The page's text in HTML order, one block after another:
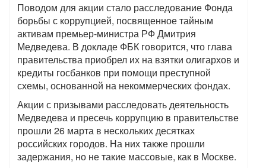
Поводом для акции стало расследование Фонда
борьбы с коррупцией, посвященное тайным
активам премьер-министра РФ Дмитрия
Медведева. В докладе ФБК говорится, что глава
правительства приобрел их на взятки олигархов и
кредиты госбанков при помощи преступной
схемы, основанной на некоммерческих фондах.
Акции с призывами расследовать деятельность
Медведева и пресечь коррупцию в правительстве
прошли 26 марта в нескольких десятках
российских городов. На них также прошли
задержания, но не такие массовые, как в Москве.